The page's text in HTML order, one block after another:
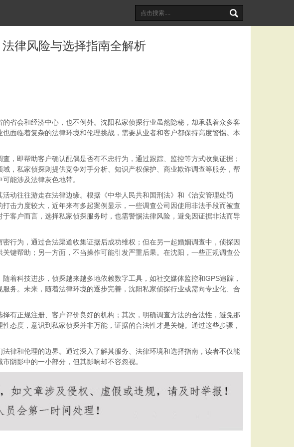
律风险与选择指南全解析
省会和经济中心，也不例外。沈阳私家侦探行业虽然隐秘，却承载着众多客
面临着复杂的法律环境和伦理挑战，需要从业者和客户都保持高度警惕。本
，即帮助客户确认配偶是否有不忠行为，通过跟踪、监控等方式收集证据；
，私家侦探则提供竞争对手分析、知识产权保护、商业欺诈调查等服务，帮
能涉及法律灰色地带。
动往往游走在法律边缘。根据《中华人民共和国刑法》和《治安管理处罚
击力度较大，近年来有多起案例显示，一些调查公司因使用非法手段而被查
客户而言，选择私家侦探服务时，也需警惕法律风险，避免因证据非法而导
行为，通过合法渠道收集证据后成功维权；但在另一起婚姻调查中，侦探因
键帮助；另一方面，不当操作可能引发严重后果。在沈阳，一些正规调查公
着科技进步，侦探越来越多地依赖数字工具，如社交媒体监控和GPS追踪，
务。未来，随着法律环境的逐步完善，沈阳私家侦探行业或需向专业化、合
有正规注册、客户评价良好的机构；其次，明确调查方法的合法性，避免那
态度，意识到私家侦探并非万能，证据的合法性才是关键。通过这些步骤，
律和伦理的边界。通过深入了解其服务、法律环境和选择指南，读者不仅能
阴影中的一小部分，但其影响却不容忽视。